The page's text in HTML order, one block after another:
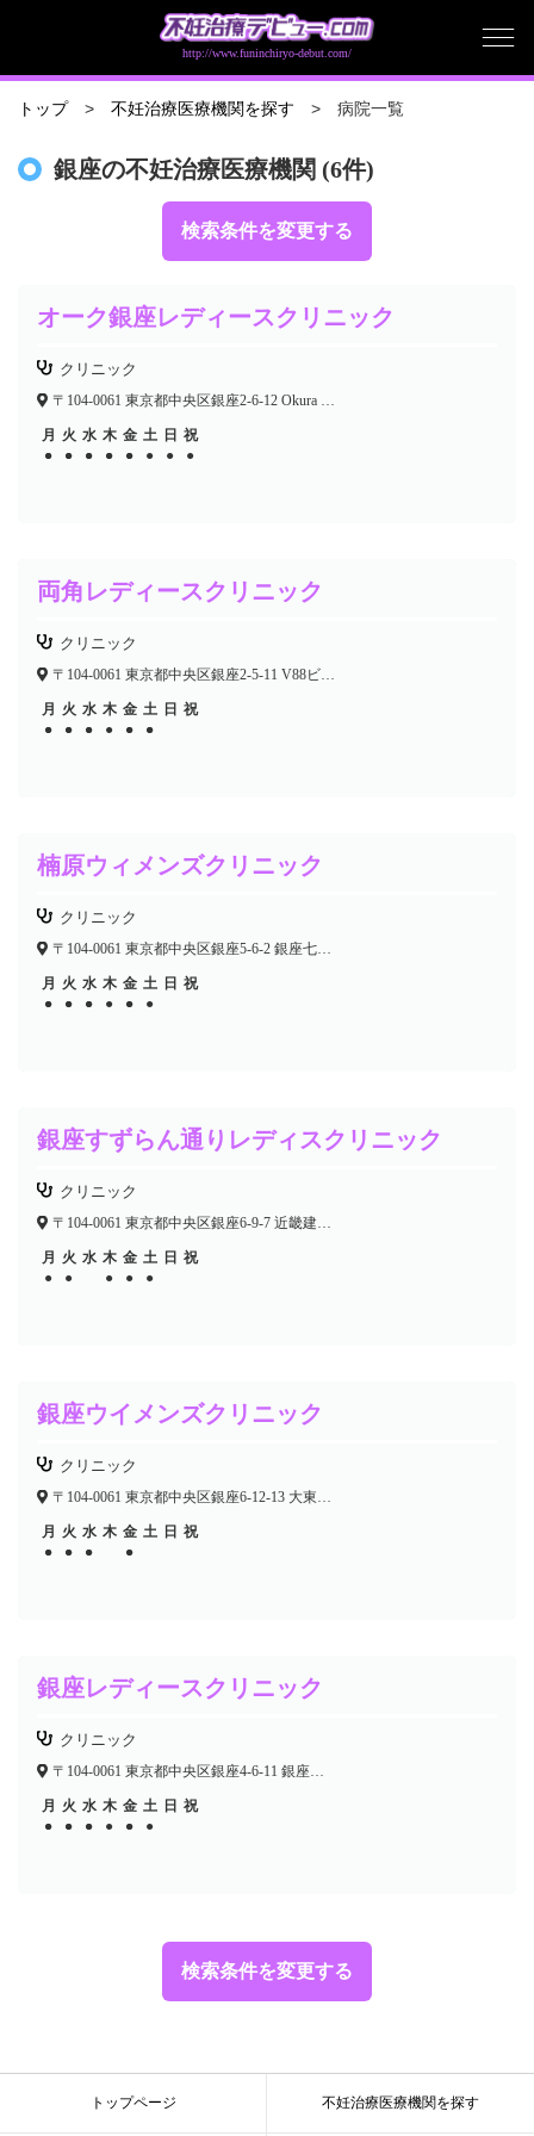
http://www.funinchiryo-debut.com/
トップ 不妊治療医療機関を探す 病院一覧
検索条件を変更する
銀座の不妊治療医療機関 (6件)
検索条件を変更する
オーク銀座レディースクリニック
クリニック
〒104-0061 東京都中央区銀座2-6-12 Okura House 7F
月 火 水 木 金 土 日 祝
●
● ● ● ● ● ● ●
● ● ● ● ●
両角レディースクリニック
クリニック
〒104-0061 東京都中央区銀座2-5-11 V88ビルディング4F
月 火 水 木 金 土 日 祝
●
● ● ● ● ●
● ● ● ● ●
楠原ウィメンズクリニック
クリニック
〒104-0061 東京都中央区銀座5-6-2 銀座七宝ビル6F
月 火 水 木 金 土 日 祝
●
● ● ● ● ●
● ● ● ●
銀座すずらん通りレディスクリニック
クリニック
〒104-0061 東京都中央区銀座6-9-7 近畿建物銀座ビル8F
月 火 水 木 金 土 日 祝
●
● ● ● ●
銀座ウイメンズクリニック
クリニック
〒104-0061 東京都中央区銀座6-12-13 大東銀座ビル4F
月 火 水 木 金 土 日 祝
●
● ● ●
● ● ● ●
銀座レディースクリニック
クリニック
〒104-0061 東京都中央区銀座4-6-11 銀座センタービル6F
月 火 水 木 金 土 日 祝
●
● ● ● ●
● ● ● ● ●
トップページ 不妊治療医療機関を探す